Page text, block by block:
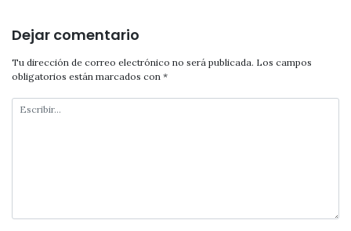
Dejar comentario
Tu dirección de correo electrónico no será publicada. Los campos
obligatorios están marcados con *